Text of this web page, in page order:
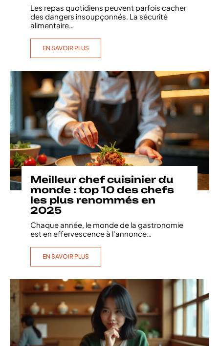
Les repas quotidiens peuvent parfois cacher
des dangers insoupçonnés. La sécurité
alimentaire…
EN SAVOIR PLUS
Meilleur chef cuisinier du
monde : top 10 des chefs
les plus renommés en
2025
Chaque année, le monde de la gastronomie
est en effervescence à l'annonce…
EN SAVOIR PLUS